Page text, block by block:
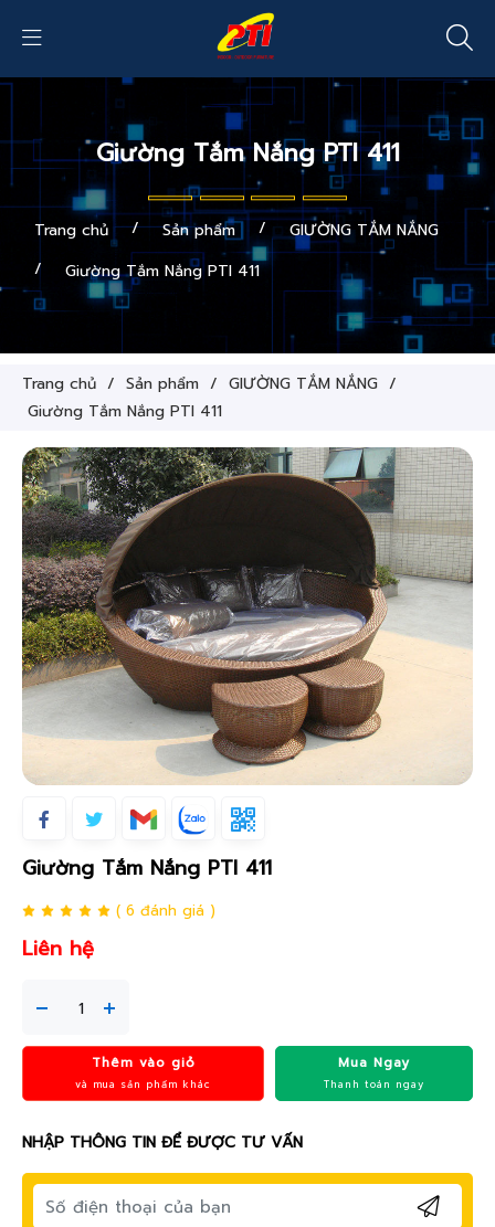
Giường Tắm Nắng PTI 411
Trang chủ / Sản phẩm /
GIƯỜNG TẮM NẮNG
/
Giường Tắm Nắng PTI 411
Trang chủ / Sản phẩm / GIƯỜNG TẮM NẮNG /
Giường Tắm Nắng PTI 411
Giường Tắm Nắng PTI 411
( 6 đánh giá )
Liên hệ
Thêm vào giỏ
và mua sản phẩm khác
Mua Ngay
Thanh toán ngay
NHẬP THÔNG TIN ĐỂ ĐƯỢC TƯ VẤN